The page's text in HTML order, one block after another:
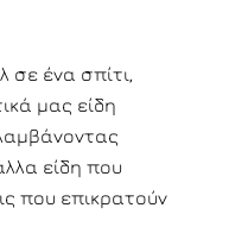
σε ένα σπίτι,
μας είδη
είδη που
που επικρατούν